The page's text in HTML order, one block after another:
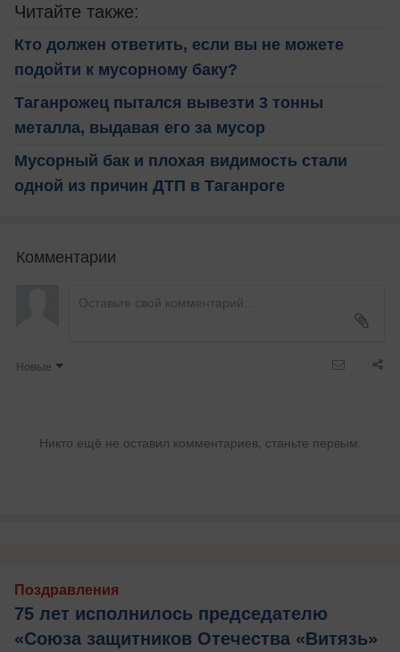
Читайте также:
Кто должен ответить, если вы не можете
подойти к мусорному баку?
Таганрожец пытался вывезти 3 тонны
металла, выдавая его за мусор
Мусорный бак и плохая видимость стали
одной из причин ДТП в Таганроге
Комментарии
Новые
Никто ещё не оставил комментариев, станьте первым.
Поздравления
75 лет исполнилось председателю
«Союза защитников Отечества «Витязь»